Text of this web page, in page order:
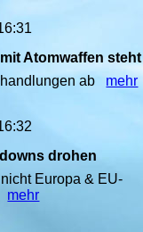
Atomwaffen
ab mehr
drohen
Europa & EU-
mehr